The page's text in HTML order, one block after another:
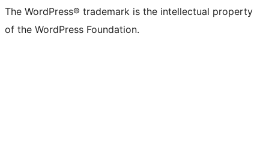
The WordPress® trademark is the intellectual property
of the WordPress Foundation.